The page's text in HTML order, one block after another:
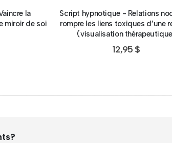
la
miroir de soi
Script hypnotique - Relations
rompre les liens toxiques d’une
(visualisation
12,95 $